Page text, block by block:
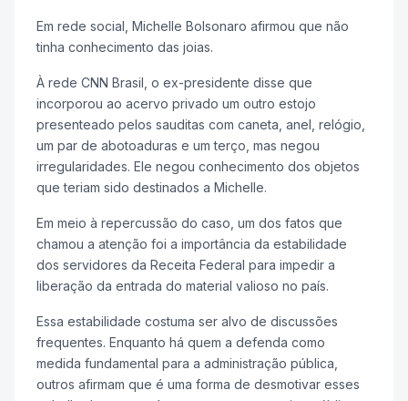
Em rede social, Michelle Bolsonaro afirmou que não
tinha conhecimento das joias.
À rede CNN Brasil, o ex-presidente disse que
incorporou ao acervo privado um outro estojo
presenteado pelos sauditas com caneta, anel, relógio,
um par de abotoaduras e um terço, mas negou
irregularidades. Ele negou conhecimento dos objetos
que teriam sido destinados a Michelle.
Em meio à repercussão do caso, um dos fatos que
chamou a atenção foi a importância da estabilidade
dos servidores da Receita Federal para impedir a
liberação da entrada do material valioso no país.
Essa estabilidade costuma ser alvo de discussões
frequentes. Enquanto há quem a defenda como
medida fundamental para a administração pública,
outros afirmam que é uma forma de desmotivar esses